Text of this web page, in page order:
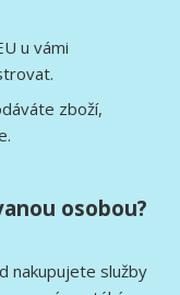
u vámi
zboží,
osobou?
nakupujete služby